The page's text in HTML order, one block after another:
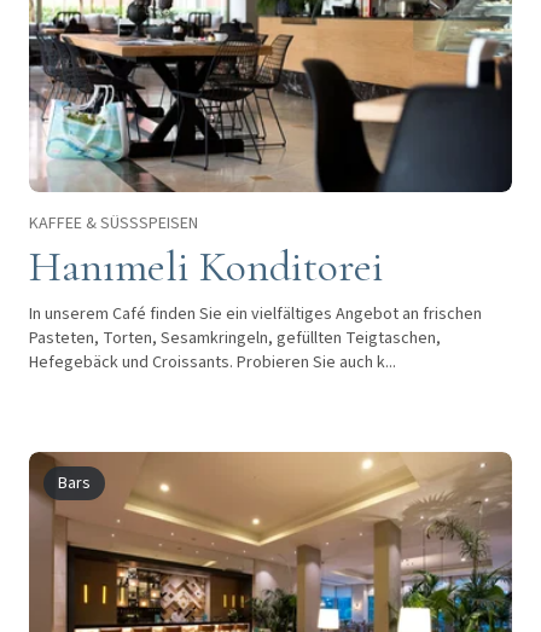
KAFFEE & SÜSSSPEISEN
Hanımeli Konditorei
In unserem Café finden Sie ein vielfältiges Angebot an frischen
Pasteten, Torten, Sesamkringeln, gefüllten Teigtaschen,
Hefegebäck und Croissants. Probieren Sie auch k...
Bars